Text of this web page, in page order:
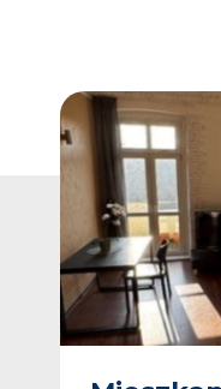
Dodaj do ulubionych